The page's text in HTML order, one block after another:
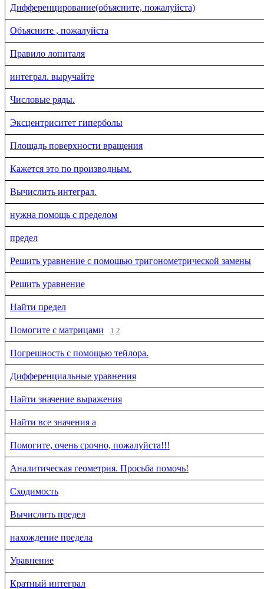
Дифференцирование(объясните, пожалуйста)
Объясните , пожалуйста
Правило лопиталя
интеграл. выручайте
Числовые ряды.
Эксцентриситет гиперболы
Площадь поверхности вращения
Кажется это по производным.
Вычислить интеграл.
нужна помощь с пределом
предел
Решить уравнение с помощью тригонометрической замены
Решить уравнение
Найти предел
Помогите с матрицами 1 2
Погрешность с помощью тейлора.
Дифференциальные уравнения
Найти значение выражения
Найти все значения a
Помогите, очень срочно, пожалуйста!!!
Аналитическая геометрия. Просьба помочь!
Сходимость
Вычислить предел
нахождение предела
Уравнение
Кратный интеграл